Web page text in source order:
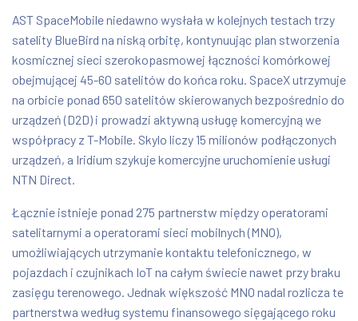
AST SpaceMobile niedawno wysłała w kolejnych testach trzy
satelity BlueBird na niską orbitę, kontynuując plan stworzenia
kosmicznej sieci szerokopasmowej łączności komórkowej
obejmującej 45-60 satelitów do końca roku. SpaceX utrzymuje
na orbicie ponad 650 satelitów skierowanych bezpośrednio do
urządzeń (D2D) i prowadzi aktywną usługę komercyjną we
współpracy z T-Mobile. Skylo liczy 15 milionów podłączonych
urządzeń, a Iridium szykuje komercyjne uruchomienie usługi
NTN Direct.
Łącznie istnieje ponad 275 partnerstw między operatorami
satelitarnymi a operatorami sieci mobilnych (MNO),
umożliwiających utrzymanie kontaktu telefonicznego, w
pojazdach i czujnikach IoT na całym świecie nawet przy braku
zasięgu terenowego. Jednak większość MNO nadal rozlicza te
partnerstwa według systemu finansowego sięgającego roku